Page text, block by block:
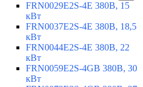
FRN0029E2S-4E 380В, 15
кВт
FRN0037E2S-4E 380В, 18,5
кВт
FRN0044E2S-4E 380В, 22
кВт
FRN0059E2S-4GB 380В, 30
кВт